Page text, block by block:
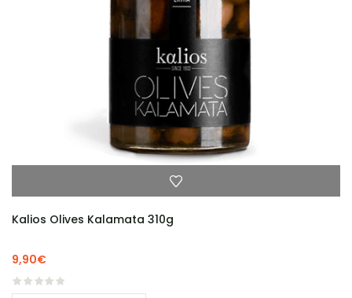
Kalios Olives Kalamata 310g
9,90€